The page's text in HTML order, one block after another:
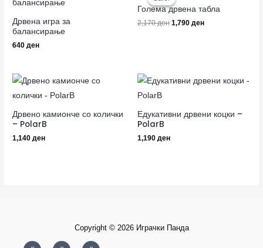
Дрвена игра за
балансирање
640ден
Голема дрвена табла
2,170ден
was:
2,170 ден.
1,790 ден
1,790 ден.
Дрвено камионче со колички
– PolarB
1,140ден
Едукативни дрвени коцки –
PolarB
1,190 ден
Copyright © 2026 Играчки Панда
a
n
o